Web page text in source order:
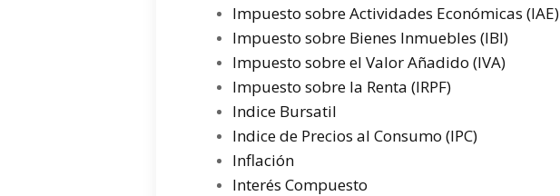
Impuesto sobre Actividades Económicas (IAE)
Impuesto sobre Bienes Inmuebles (IBI)
Impuesto sobre el Valor Añadido (IVA)
Impuesto sobre la Renta (IRPF)
Indice Bursatil
Indice de Precios al Consumo (IPC)
Inflación
Interés Compuesto